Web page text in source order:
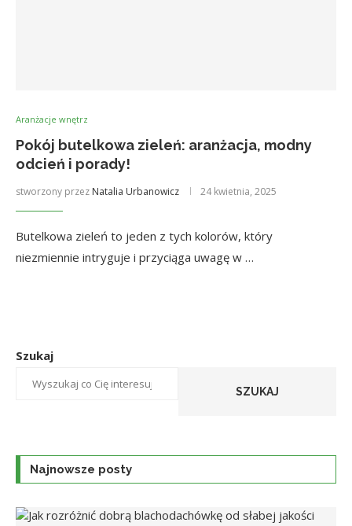
Aranżacje wnętrz
Pokój butelkowa zieleń: aranżacja, modny
odcień i porady!
stworzony przez Natalia Urbanowicz 24 kwietnia, 2025
Butelkowa zieleń to jeden z tych kolorów, który
niezmiennie intryguje i przyciąga uwagę w …
Szukaj
SZUKAJ
Najnowsze posty